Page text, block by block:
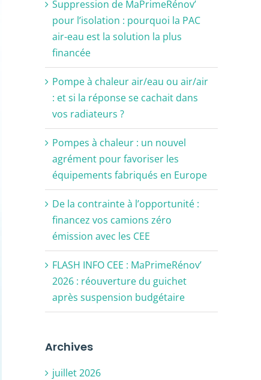
Suppression de MaPrimeRénov’
pour l’isolation : pourquoi la PAC
air-eau est la solution la plus
financée
Pompe à chaleur air/eau ou air/air
: et si la réponse se cachait dans
vos radiateurs ?
Pompes à chaleur : un nouvel
agrément pour favoriser les
équipements fabriqués en Europe
De la contrainte à l’opportunité :
financez vos camions zéro
émission avec les CEE
FLASH INFO CEE : MaPrimeRénov’
2026 : réouverture du guichet
après suspension budgétaire
Archives
juillet 2026